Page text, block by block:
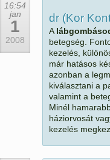
16:54
jan
1
2008
dr (Kor
A
betegség.
kezelés,
már hatásos
azonban a
kiválasztani a
valamint a
Minél
háziorvosát
kezelés